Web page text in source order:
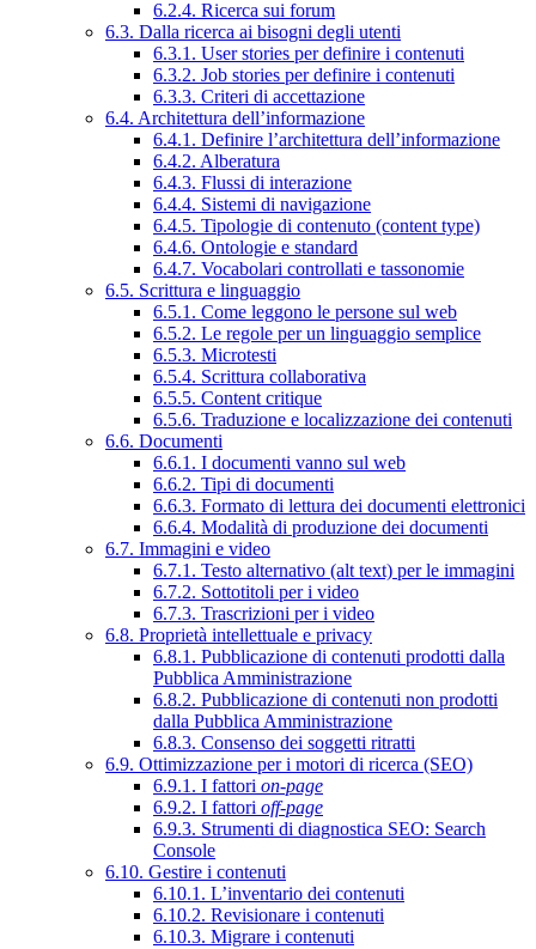
6.2.4. Ricerca sui forum
6.3. Dalla ricerca ai bisogni degli utenti
6.3.1. User stories per definire i contenuti
6.3.2. Job stories per definire i contenuti
6.3.3. Criteri di accettazione
6.4. Architettura dell’informazione
6.4.1. Definire l’architettura dell’informazione
6.4.2. Alberatura
6.4.3. Flussi di interazione
6.4.4. Sistemi di navigazione
6.4.5. Tipologie di contenuto (content type)
6.4.6. Ontologie e standard
6.4.7. Vocabolari controllati e tassonomie
6.5. Scrittura e linguaggio
6.5.1. Come leggono le persone sul web
6.5.2. Le regole per un linguaggio semplice
6.5.3. Microtesti
6.5.4. Scrittura collaborativa
6.5.5. Content critique
6.5.6. Traduzione e localizzazione dei contenuti
6.6. Documenti
6.6.1. I documenti vanno sul web
6.6.2. Tipi di documenti
6.6.3. Formato di lettura dei documenti elettronici
6.6.4. Modalità di produzione dei documenti
6.7. Immagini e video
6.7.1. Testo alternativo (alt text) per le immagini
6.7.2. Sottotitoli per i video
6.7.3. Trascrizioni per i video
6.8. Proprietà intellettuale e privacy
6.8.1. Pubblicazione di contenuti prodotti dalla
Pubblica Amministrazione
6.8.2. Pubblicazione di contenuti non prodotti
dalla Pubblica Amministrazione
6.8.3. Consenso dei soggetti ritratti
6.9. Ottimizzazione per i motori di ricerca (SEO)
6.9.1. I fattori on-page
6.9.2. I fattori off-page
6.9.3. Strumenti di diagnostica SEO: Search
Console
6.10. Gestire i contenuti
6.10.1. L’inventario dei contenuti
6.10.2. Revisionare i contenuti
6.10.3. Migrare i contenuti